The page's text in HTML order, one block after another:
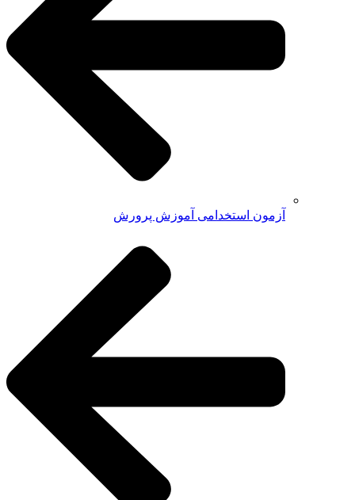
آزمون استخدامی آموزش پرورش